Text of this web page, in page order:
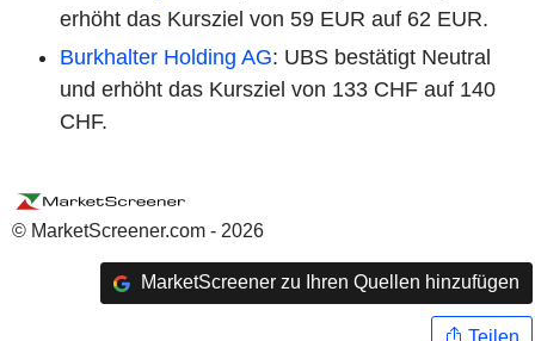
erhöht das Kursziel von 59 EUR auf 62 EUR.
Burkhalter Holding AG: UBS bestätigt Neutral
und erhöht das Kursziel von 133 CHF auf 140
CHF.
© MarketScreener.com - 2026
MarketScreener zu Ihren Quellen hinzufügen
Teilen